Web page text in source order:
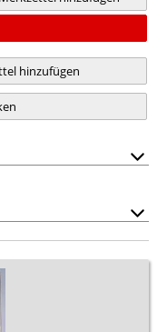
hinzufügen